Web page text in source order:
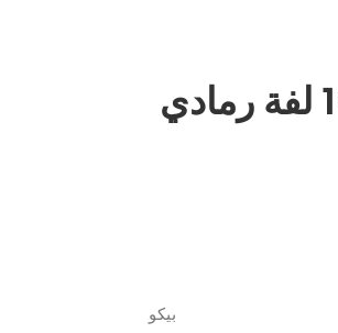
غسالة بيكو تركي 10 كيلو 1600 لفة رمادي
بيكو